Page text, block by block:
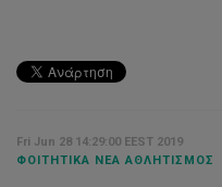
Fri Jun 28 14:29:00 EEST 2019
ΦΟΙΤΗΤΙΚΆ ΝΈΑ ΑΘΛΗΤΙΣΜΌΣ